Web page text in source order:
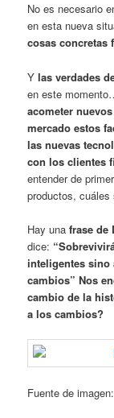
No es necesario
en esta nueva
cosas concretas
Ylas verdades
en este
acometer
mercado estos
las nuevas
con los clientes
entender de
productos,
Hay una frase de
dice:
inteligentes sino
cambios” Nos
cambio de la
a los cambios?
Fuente de